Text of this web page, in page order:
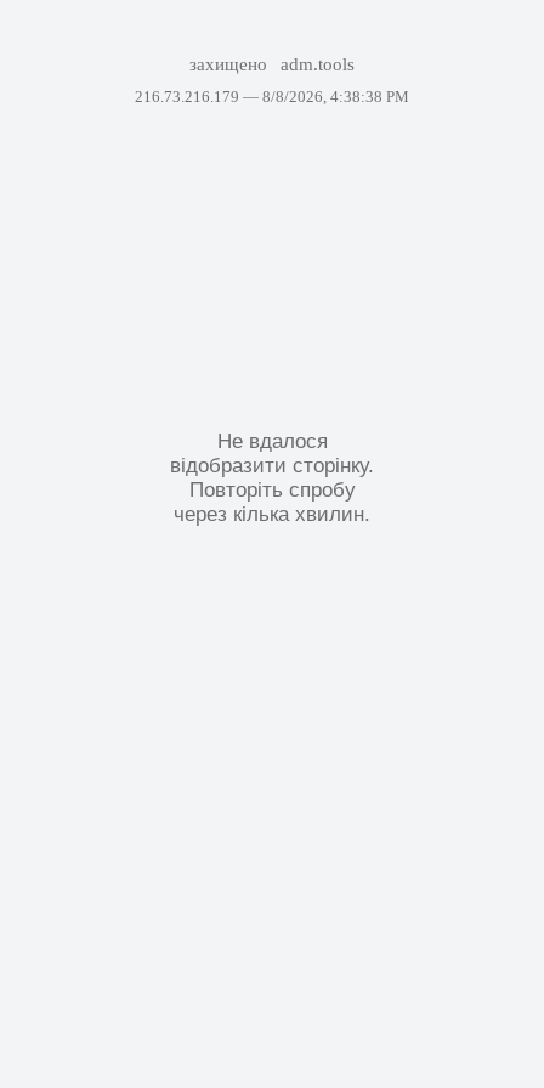
захищено adm.tools
216.73.216.179 — 8/8/2026, 4:38:38 PM
Не вдалося
відобразити сторінку.
Повторіть спробу
через кілька хвилин.